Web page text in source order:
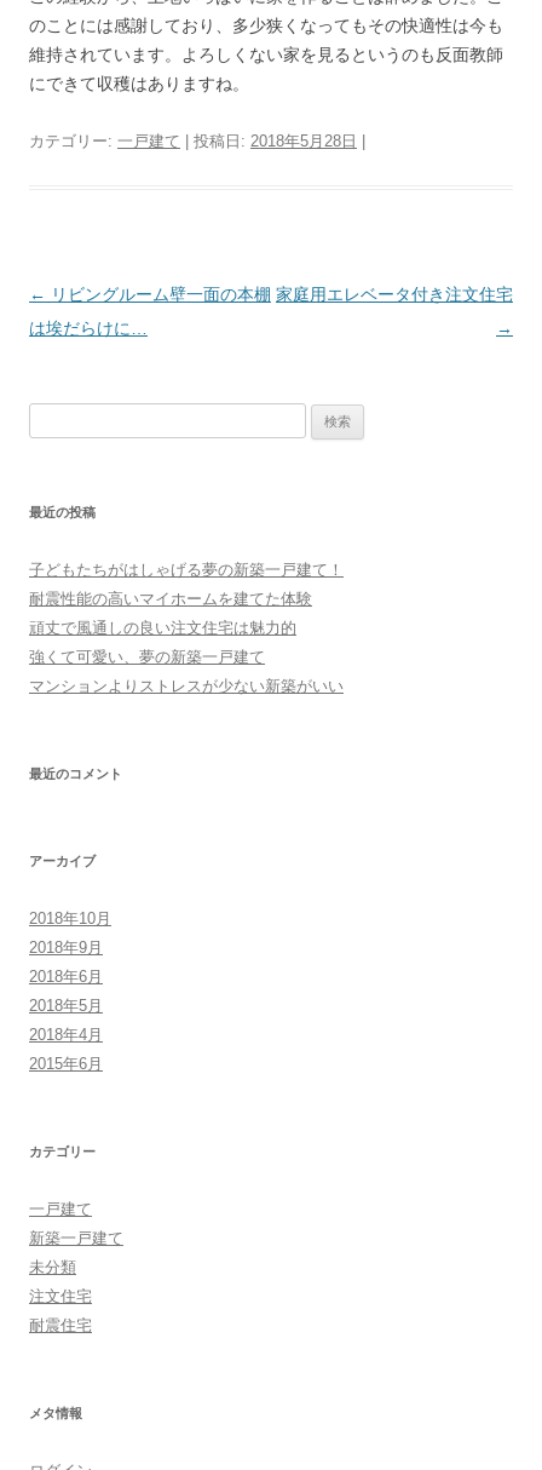
のことには感謝しており、多少狭くなってもその快適性は今も
維持されています。よろしくない家を見るというのも反面教師
にできて収穫はありますね。
カテゴリー: 一戸建て | 投稿日: 2018年5月28日
投
稿
ン
← リビングルーム壁一面の本棚
は埃だらけに…
家庭用エレベータ付き注文住宅
→
最近の投稿
子どもたちがはしゃげる夢の新築一戸建て！
耐震性能の高いマイホームを建てた体験
頑丈で風通しの良い注文住宅は魅力的
強くて可愛い、夢の新築一戸建て
マンションよりストレスが少ない新築がいい
最近のコメント
アーカイブ
2018年10月
2018年9月
2018年6月
2018年5月
2018年4月
2015年6月
カテゴリー
一戸建て
新築一戸建て
未分類
注文住宅
耐震住宅
メタ情報